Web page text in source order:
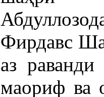
Фирдавс
аз
маориф ва